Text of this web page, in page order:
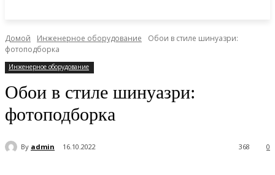
Домой Инженерное оборудование
Обои в стиле шинуазри:
фотоподборка
Инженерное оборудование
Обои в стиле шинуазри:
фотоподборка
By admin 16.10.2022 0
368